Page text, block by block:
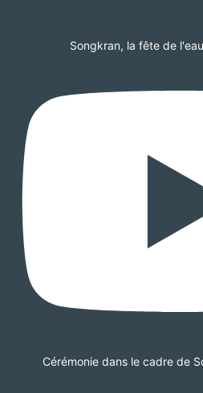
Songkran, la fête de
Cérémonie dans le cadre de